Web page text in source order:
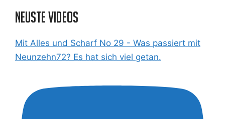
Neuste Videos
Mit Alles und Scharf No 29 - Was passiert mit
Neunzehn72? Es hat sich viel getan.